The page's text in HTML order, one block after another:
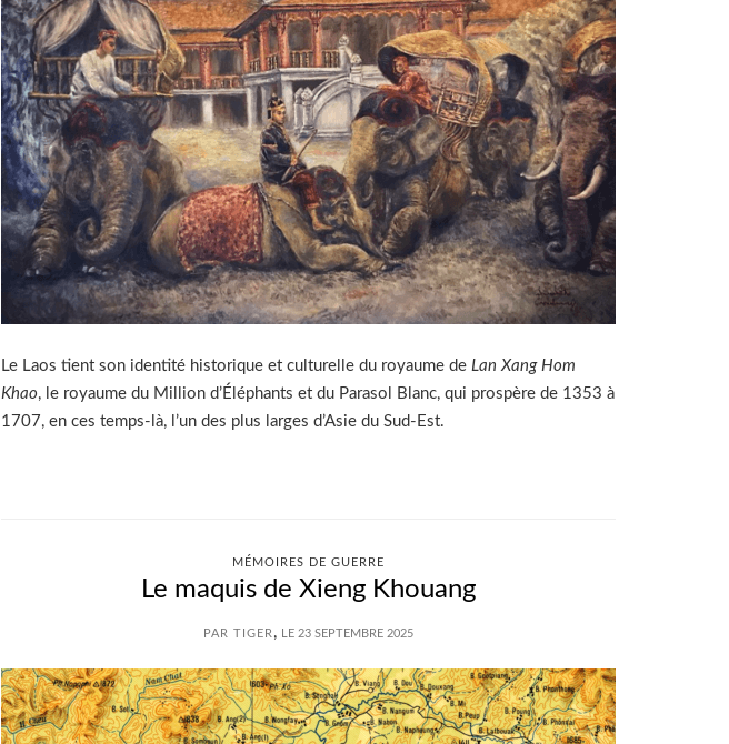
Le Laos tient son identité historique et culturelle du royaume de Lan Xang Hom
Khao, le royaume du Million d’Éléphants et du Parasol Blanc, qui prospère de 1353 à
1707, en ces temps-là, l’un des plus larges d’Asie du Sud-Est.
MÉMOIRES DE GUERRE
Le maquis de Xieng Khouang
PAR TIGER , LE 23 SEPTEMBRE 2025